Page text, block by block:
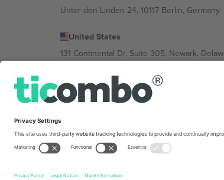
Unter den Linden 24, 10117 Berlin, Germany
United States
131 Continental Dr, Suite 305, Newark,
Bulgaria
Regus Sofia City West, bul Totleben 53-55,
Av Chapultepec 360, Roma Norte,
კონკრეტული პირობები.,